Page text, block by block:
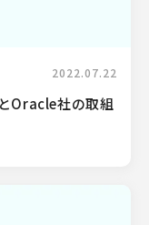
2022.07.22
Oracle社の取組